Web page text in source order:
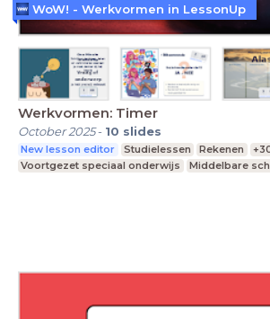
Werkvormen: Timer
October 2025- 10 slides
New lesson editor Studielessen Rekenen
Voortgezet speciaal onderwijs
Middelbare
WoW! - Werkvormen in LessonUp